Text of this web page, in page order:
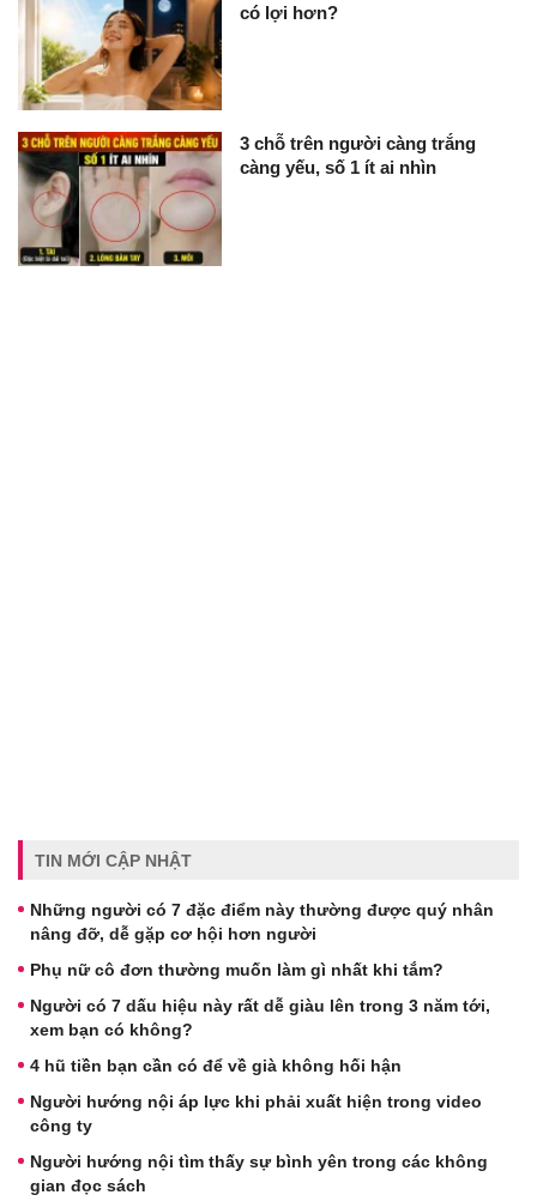
có lợi hơn?
3 chỗ trên người càng trắng
càng yếu, số 1 ít ai nhìn
TIN MỚI CẬP NHẬT
Những người có 7 đặc điểm này thường được quý nhân
nâng đỡ, dễ gặp cơ hội hơn người
Phụ nữ cô đơn thường muốn làm gì nhất khi tắm?
Người có 7 dấu hiệu này rất dễ giàu lên trong 3 năm tới,
xem bạn có không?
4 hũ tiền bạn cần có để về già không hối hận
Người hướng nội áp lực khi phải xuất hiện trong video
công ty
Người hướng nội tìm thấy sự bình yên trong các không
gian đọc sách